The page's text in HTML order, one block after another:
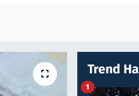
Trend
1